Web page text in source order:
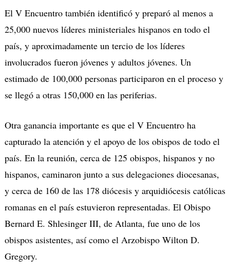
El V Encuentro también identificó y preparó al menos a
25,000 nuevos líderes ministeriales hispanos en todo el
país, y aproximadamente un tercio de los líderes
involucrados fueron jóvenes y adultos jóvenes. Un
estimado de 100,000 personas participaron en el proceso y
se llegó a otras 150,000 en las periferias.
Otra ganancia importante es que el V Encuentro ha
capturado la atención y el apoyo de los obispos de todo el
país. En la reunión, cerca de 125 obispos, hispanos y no
hispanos, caminaron junto a sus delegaciones diocesanas,
y cerca de 160 de las 178 diócesis y arquidiócesis católicas
romanas en el país estuvieron representadas. El Obispo
Bernard E. Shlesinger III, de Atlanta, fue uno de los
obispos asistentes, así como el Arzobispo Wilton D.
Gregory.